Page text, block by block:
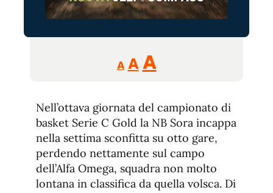
A
Reducir
tamaño
A Restablecer
de
fuente
AAumentar
de
fuente.
Nell’ottava giornata del campionato di
basket Serie C Gold la NB Sora incappa
nella settima sconfitta su otto gare,
perdendo nettamente sul campo
dell’Alfa Omega, squadra non molto
lontana in classifica da quella volsca. Di